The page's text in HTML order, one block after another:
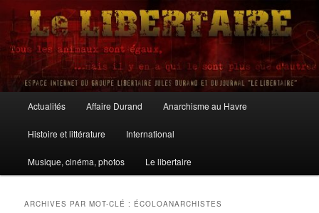
Aller
contenu
principal
Aller
contenu
secondaire
Le Libertaire
principal
Actualités Affaire Durand Anarchisme au Havre
Histoire et littérature International
Musique, cinéma, photos Le libertaire
ARCHIVES PAR MOT-CLÉ : ÉCOLOANARCHISTES